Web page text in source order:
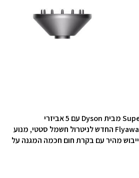
מייבש שיער Supersonic HD07 מבית Dyson עם 5 אביזרי
עיצוב הכוללים את אביזר Flyaway החדש לניטרול חשמל סטטי, מנוע
מהיר עם בקרת חום חכמה המגנה על